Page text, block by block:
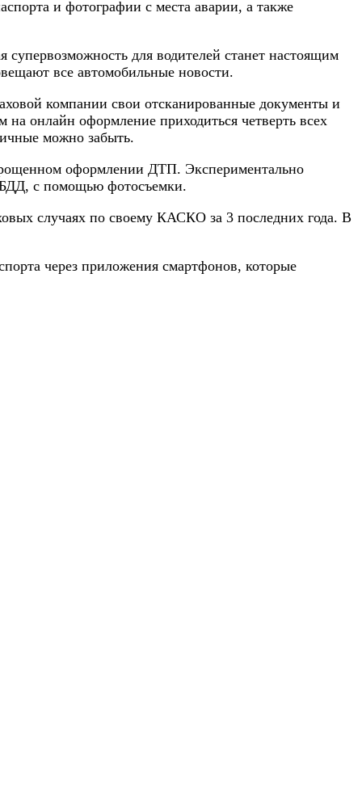
и фотографии с места аварии, а также
для водителей станет настоящим
все автомобильные новости.
компании свои отсканированные документы и
онлайн оформление приходиться четверть всех
можно забыть.
оформлении ДТП. Экспериментально
с помощью фотосъемки.
случаях по своему КАСКО за 3 последних года. В
через приложения смартфонов, которые